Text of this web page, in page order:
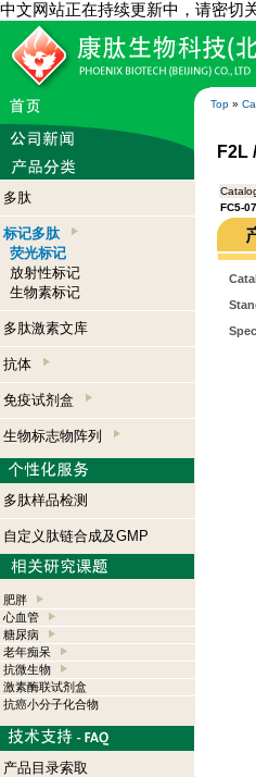
中文网站正在持续更新中，请密切
Top »
多肽
标记多肽
荧光标记
放射性标记
生物素标记
多肽激素文库
抗体
免疫试剂盒
生物标志物阵列
多肽样品检测
自定义肽链合成及GMP
肥胖
心血管
糖尿病
老年痴呆
抗微生物
激素酶联试剂盒
抗癌小分子化合物
产品目录索取
F2L
FC5-